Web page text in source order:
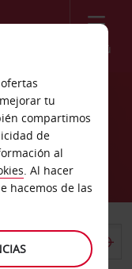
Menú
tu
compartimos
de
al
. Al hacer
hacemos de las